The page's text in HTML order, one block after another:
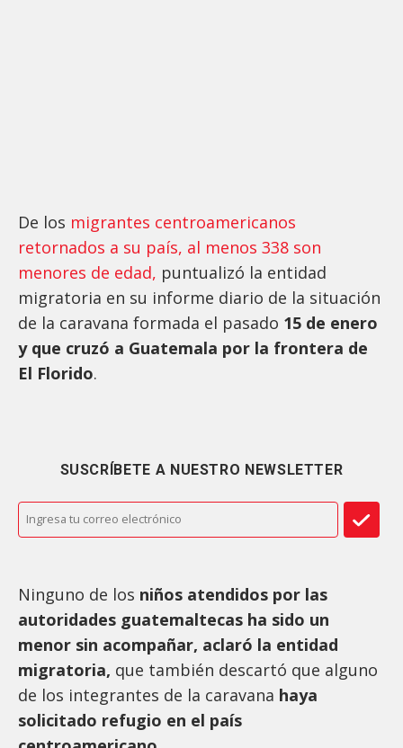
De los migrantes centroamericanos
retornados a su país, al menos 338 son
menores de edad, puntualizó la entidad
migratoria en su informe diario de la situación
de la caravana formada el pasado 15 de enero
y que cruzó a Guatemala por la frontera de
El Florido.
SUSCRÍBETE A NUESTRO NEWSLETTER
Ninguno de los niños atendidos por las
autoridades guatemaltecas ha sido un
menor sin acompañar, aclaró la entidad
migratoria, que también descartó que alguno
de los integrantes de la caravana haya
solicitado refugio en el país